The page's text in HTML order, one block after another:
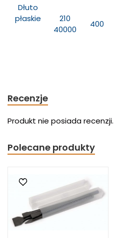
Dłuto
płaskie
210
40000
400
Recenzje
Produkt nie posiada recenzji.
Polecane produkty